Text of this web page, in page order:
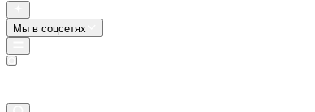
Мы в соцсетях